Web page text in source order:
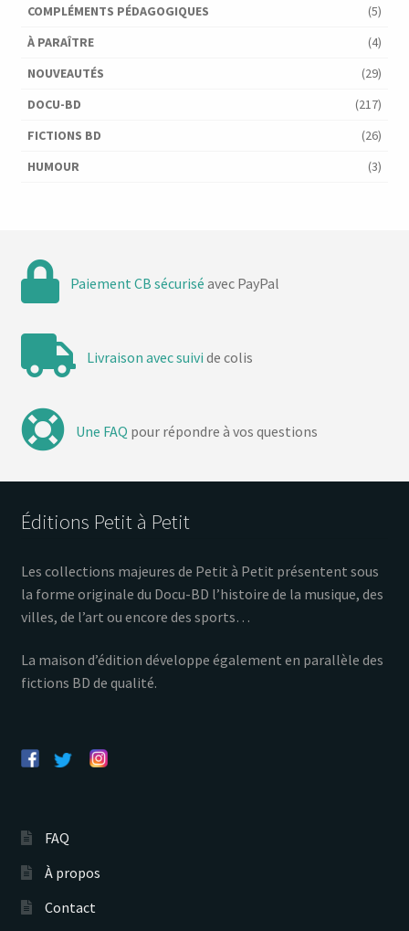
COMPLÉMENTS PÉDAGOGIQUES
(5)
À PARAÎTRE
(4)
NOUVEAUTÉS
(29)
DOCU-BD
(217)
FICTIONS BD
(26)
HUMOUR
(3)
Paiement CB sécurisé avec PayPal
Livraison avec suivi de colis
Une FAQ pour répondre à vos questions
Éditions Petit à Petit
Les collections majeures de Petit à Petit présentent sous
la forme originale du Docu-BD l’histoire de la musique, des
villes, de l’art ou encore des sports…
La maison d’édition développe également en parallèle des
fictions BD de qualité.
FAQ
À propos
Contact